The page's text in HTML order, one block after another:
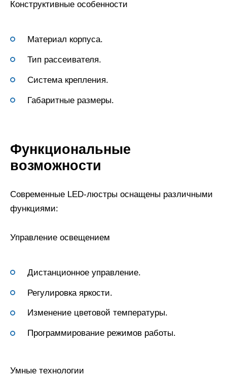
Конструктивные особенности
Материал корпуса.
Тип рассеивателя.
Система крепления.
Габаритные размеры.
Функциональные
возможности
Современные LED-люстры оснащены различными
функциями:
Управление освещением
Дистанционное управление.
Регулировка яркости.
Изменение цветовой температуры.
Программирование режимов работы.
Умные технологии